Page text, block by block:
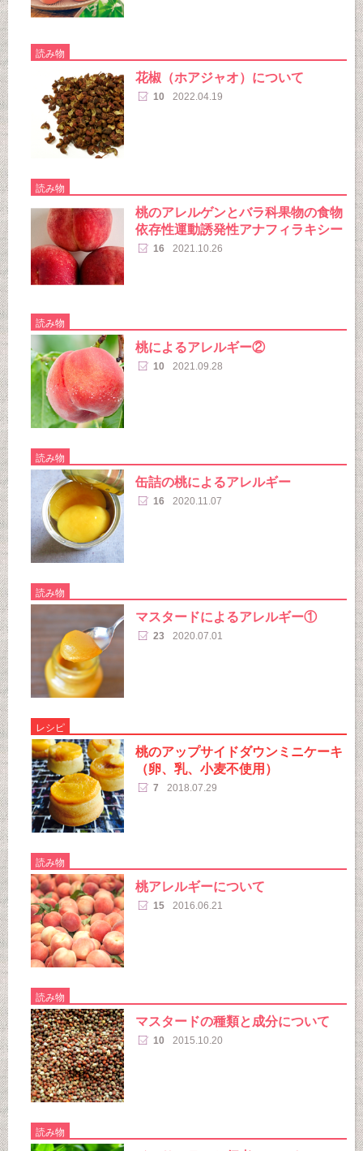
読み物
花椒（ホアジャオ）について
10 2022.04.19
読み物
桃のアレルゲンとバラ科果物の食物
依存性運動誘発性アナフィラキシー
16 2021.10.26
読み物
桃によるアレルギー②
10 2021.09.28
読み物
缶詰の桃によるアレルギー
16 2020.11.07
読み物
マスタードによるアレルギー①
23 2020.07.01
レシピ
桃のアップサイドダウンミニケーキ
（卵、乳、小麦不使用）
7 2018.07.29
読み物
桃アレルギーについて
15 2016.06.21
読み物
マスタードの種類と成分について
10 2015.10.20
読み物